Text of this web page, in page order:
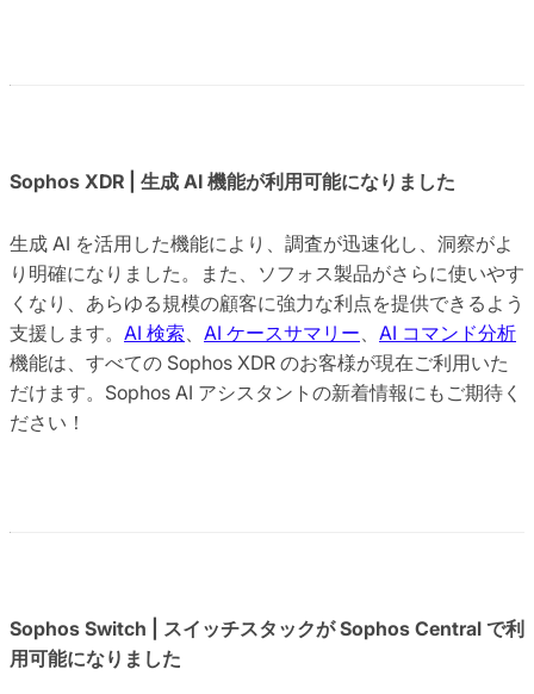
Sophos XDR | 生成 AI 機能が利用可能になりました
生成 AI を活用した機能により、調査が迅速化し、洞察がよ
り明確になりました。また、ソフォス製品がさらに使いやす
くなり、あらゆる規模の顧客に強力な利点を提供できるよう
支援します。 AI 検索 AI ケースサマリー
AI コマンド分析
機能は、すべての Sophos XDR のお客様が現在ご利用いた
だけます。Sophos AI アシスタントの新着情報にもご期待く
ださい！
Sophos Switch | スイッチスタックが Sophos Central で利
用可能になりました